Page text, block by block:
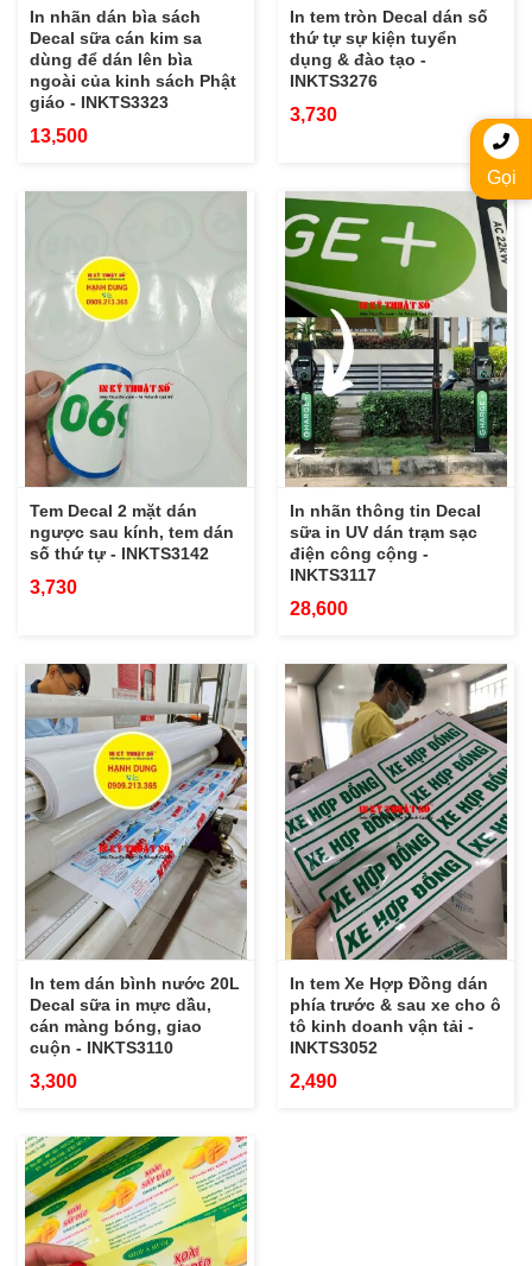
In nhãn dán bìa sách
Decal sữa cán kim sa
dùng để dán lên bìa
ngoài của kinh sách Phật
giáo - INKTS3323
13,500
In tem tròn Decal dán số
thứ tự sự kiện tuyển
dụng & đào tạo -
INKTS3276
3,730
Tem Decal 2 mặt dán
ngược sau kính, tem dán
số thứ tự - INKTS3142
3,730
In nhãn thông tin Decal
sữa in UV dán trạm sạc
điện công cộng -
INKTS3117
28,600
In tem dán bình nước 20L
Decal sữa in mực dầu,
cán màng bóng, giao
cuộn - INKTS3110
3,300
In tem Xe Hợp Đồng dán
phía trước & sau xe cho ô
tô kinh doanh vận tải -
INKTS3052
2,490
Gọi